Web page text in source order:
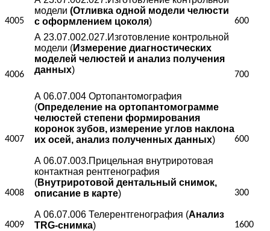
4005
модели (Отливка одной модели челюсти
с оформлением цоколя) 600
4006
А 23.07.002.027.Изготовление контрольной
модели (Измерение диагностических
моделей челюстей и анализ получения
данных) 700
4007
А 06.07.004 Ортопантомография
(Определение на ортопантомограмме
челюстей степени формирования
коронок зубов, измерение углов наклона
их осей, анализ полученных данных) 600
4008
А 06.07.003.Прицельная внутриротовая
контактная рентгенография
(Внутриротовой дентальный снимок,
описание в карте) 300
4009
А 06.07.006 Телерентгенография (Анализ
TRG-снимка) 1600